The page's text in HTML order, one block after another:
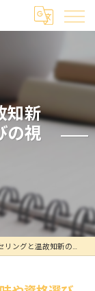
知新
の視
温故知新の深い意味や資格選びの視点を解説